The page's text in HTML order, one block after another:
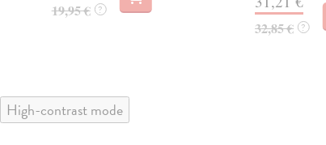
19,95 € ?
32,85 € ?
High-contrast mode